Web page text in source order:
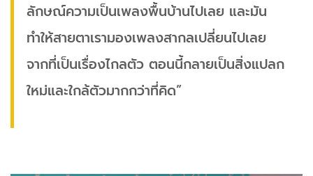
ลักษณ์ความเป็นเพลงพื้นบ้านไปเลย และมัน
ทำให้สายตาเรามองเพลงสากลเปลี่ยนไปเลย
จากที่เป็นเรื่องไกลตัว ตอนนี้กลายเป็นสิ่งแปลก
ใหม่และใกล้ตัวมากกว่าที่คิด”